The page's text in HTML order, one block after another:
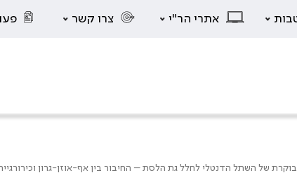
אתרי הר"י צרו קשר
של השתל הדנטלי לחלל גת הלסת – החיבור בין אף-אוזן-גרון